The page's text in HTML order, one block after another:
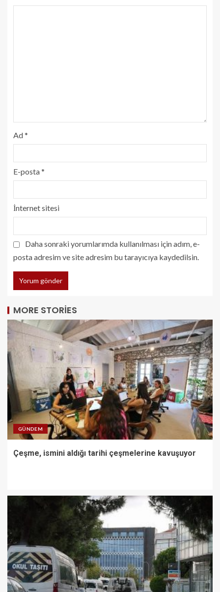
Ad*
E-posta*
İnternet sitesi
Daha sonraki yorumlarımda kullanılması için adım, e-
posta adresim ve site adresim bu tarayıcıya kaydedilsin.
MORE STORIES
GÜNDEM
Çeşme, ismini aldığı tarihi çeşmelerine kavuşuyor